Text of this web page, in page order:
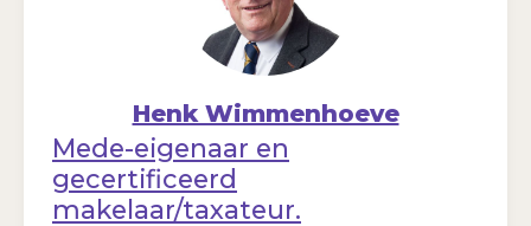
Henk Wimmenhoeve
Mede-eigenaar en
gecertificeerd
makelaar/taxateur.